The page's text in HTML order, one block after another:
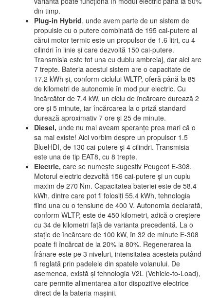
din timp.
Plug-in Hybrid, unde avem parte de un sistem de
propulsie cu o putere combinată de 195 cai-putere al
cărui motor termic este un propulsor de 1.6 litri, cu 4
cilindri în linie și care dezvoltă 150 cai-putere.
Transmisia este tot una cu dublu ambreiaj, dar aici are
7 trepte. Bateria acestui sistem are o capacitate de
17.2 kWh și, conform ciclului WLTP, oferă până la 85
de kilometri de autonomie în mod pur electric. Cu
încărcător de 7.4 kW, un ciclu de încărcare durează 2
ore și 5 minute, iar încărcarea la o priză standard
durează aproximativ 7 ore și 25 de minute.
Diesel, unde nu mai aveam speranțe prea mari că o
sa mai existe! Aici vorbim despre un propulsor 1.5
BlueHDI, de 130 cai-putere și 4 cilindri. Transmisia
este una de tip EAT8, cu 8 trepte.
Electric, care se numește sugestiv Peugeot E-308.
Motorul electric dezvoltă 156 cai-putere și un cuplu
maxim de 270 Nm. Capacitatea bateriei este de 58.4
kWh, dintre care pot fi folosiți 55.4 kWh, tehnologia
fiind una cu o tensiune de 400 V. Autonomia declarată,
conform WLTP, este de 450 kilometri, adică o creștere
cu 34 de kilometri față de varianta precedentă. La o
stație de încărcare de 100 kW, în 32 de minute E-308
poate fi încărcat de la 20% la 80%. Regenerarea la
frânare este pe 3 niveluri, intensitatea acesteia putând
fi reglată prin padelele din spatele volanului. De
asemenea, există și tehnologia V2L (Vehicle-to-Load),
care permite alimentarea altor dispozitive electrice
direct de la bateria mașinii.